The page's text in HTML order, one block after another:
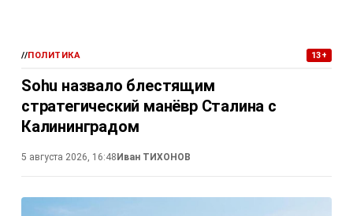
//ПОЛИТИКА 13+
Sohu назвало блестящим
стратегический манёвр Сталина с
Калининградом
5 августа 2026, 16:48 Иван ТИХОНОВ